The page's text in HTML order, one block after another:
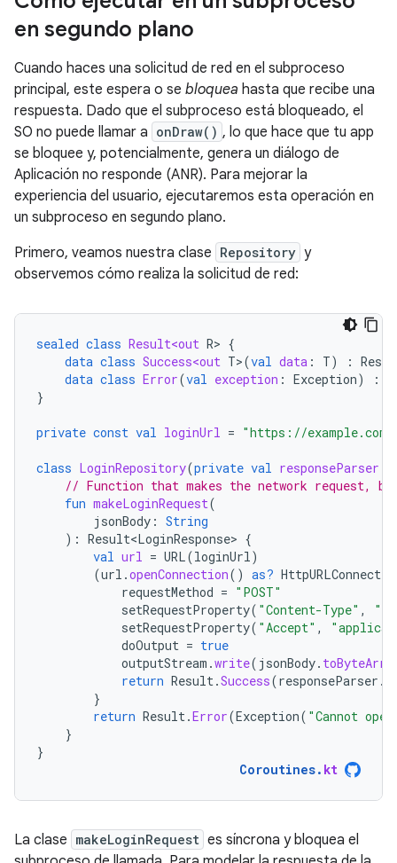
en segundo plano
Cuando haces una solicitud de red en el subproceso
principal, este espera o se bloquea hasta que recibe una
respuesta. Dado que el subproceso está bloqueado, el
SO no puede llamar a onDraw() , lo que hace que tu app
se bloquee y, potencialmente, genera un diálogo de
Aplicación no responde (ANR). Para mejorar la
experiencia del usuario, ejecutaremos esta operación en
un subproceso en segundo plano.
Primero, veamos nuestra clase Repository y
observemos cómo realiza la solicitud de red:
sealed class Result<out R> {
data class Success<out T>(val data : T) :
data class Error(val exception : Exception) :
}
private const val loginUrl = "https://
class LoginRepository(private val responseParser
// Function that makes the network request,
fun makeLoginRequest(
jsonBody : String
): Result<LoginResponse> {
val url = URL(loginUrl)
(url .openConnection() as?
requestMethod = "POST"
setRequestProperty( "Content-Type" ,
setRequestProperty( "Accept" ,
doOutput = true
outputStream .write( jsonBody.
return Result.Success(responseParser .
}
return Result.Error(Exception( "Cannot
}
}
Coroutines. kt
La clase makeLoginRequest es síncrona y bloquea el